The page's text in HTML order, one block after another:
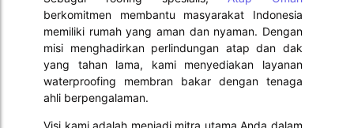
berkomitmen membantu masyarakat Indonesia
memiliki rumah yang aman dan nyaman. Dengan
misi menghadirkan perlindungan atap dan dak
yang tahan lama, kami menyediakan layanan
waterproofing membran bakar dengan tenaga
ahli berpengalaman.